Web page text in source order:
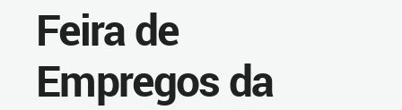
Feira de
Empregos da